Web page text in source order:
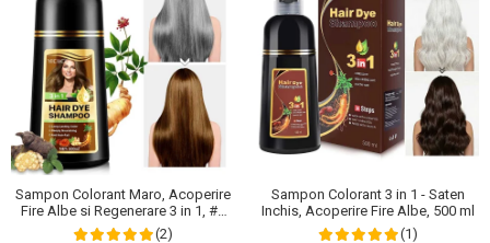
Sampon Colorant Maro, Acoperire
Fire Albe si Regenerare 3 in 1, #2
Brown, 500 ml
(2)
Sampon Colorant 3 in 1 - Saten
Inchis, Acoperire Fire Albe, 500 ml
(1)